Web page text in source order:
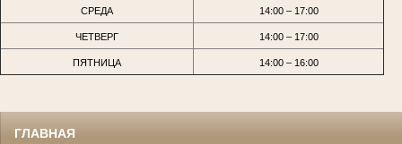
СРЕДА 14:00 – 17:00
ЧЕТВЕРГ 14:00 – 17:00
ПЯТНИЦА 14:00 – 16:00
ГЛАВНАЯ